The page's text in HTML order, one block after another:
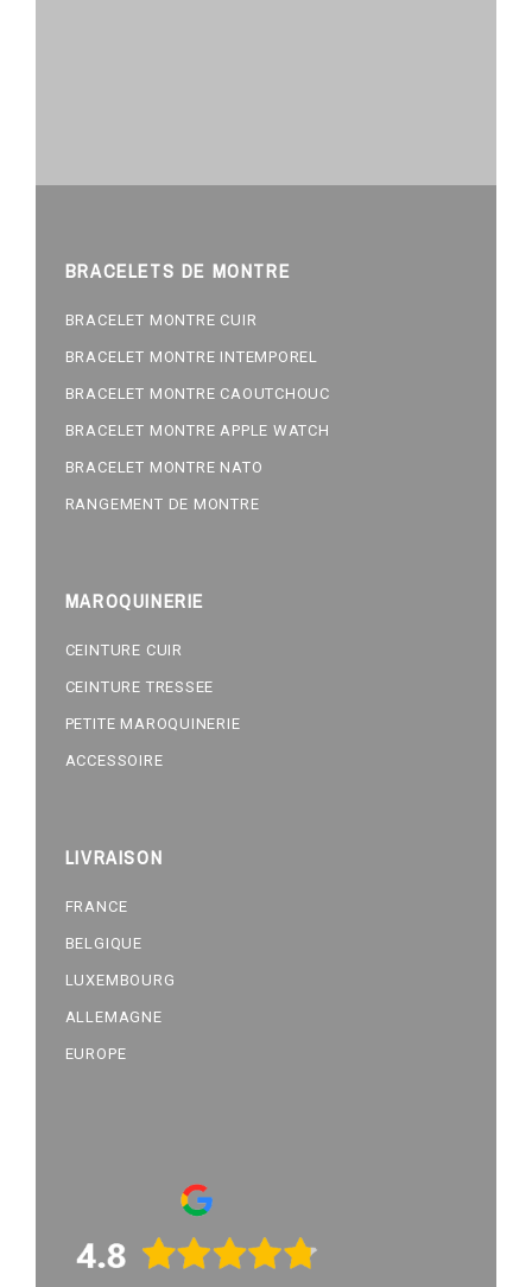
BRACELETS DE MONTRE
BRACELET MONTRE CUIR
BRACELET MONTRE INTEMPOREL
BRACELET MONTRE CAOUTCHOUC
BRACELET MONTRE APPLE WATCH
BRACELET MONTRE NATO
RANGEMENT DE MONTRE
MAROQUINERIE
CEINTURE CUIR
CEINTURE TRESSEE
PETITE MAROQUINERIE
ACCESSOIRE
LIVRAISON
FRANCE
BELGIQUE
LUXEMBOURG
ALLEMAGNE
EUROPE